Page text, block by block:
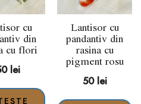
cu
din
cu flori
lei
Lantisor cu
pandantiv din
rasina cu
pigment rosu
50 lei